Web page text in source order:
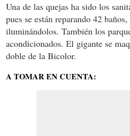
Una de las quejas ha sido los
pues se están reparando 42
iluminándolos. También los
acondicionados. El gigante se
doble de la Bicolor.
A TOMAR EN CUENTA: